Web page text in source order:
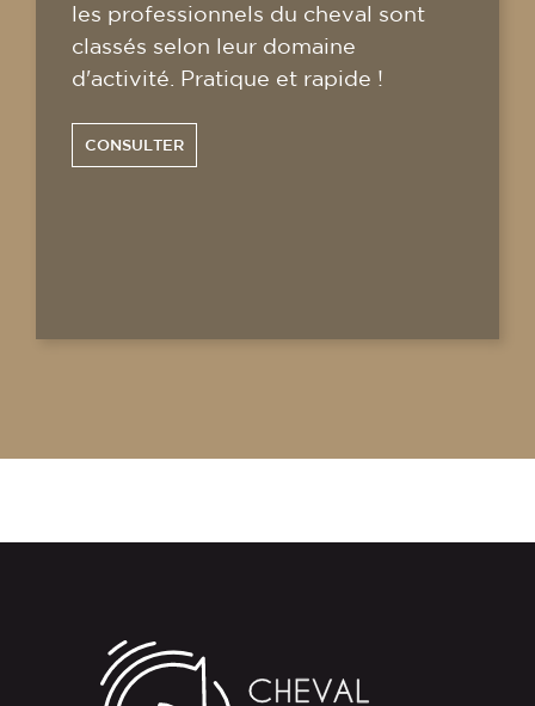
les professionnels du cheval sont
classés selon leur domaine
d'activité. Pratique et rapide !
CONSULTER